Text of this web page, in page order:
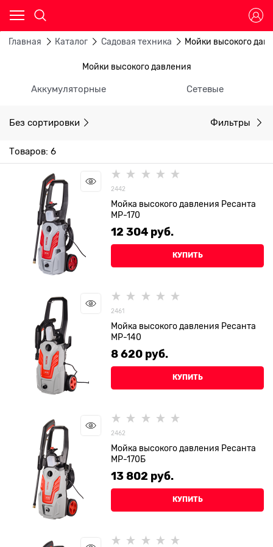
Главная Каталог Садовая техника Мойки высокого
Мойки высокого давления
Аккумуляторные Сетевые
Без сортировки Фильтры
Товаров: 6
2442
Мойка высокого давления Ресанта
МР-170
12 304 руб.
КУПИТЬ
2461
Мойка высокого давления Ресанта
МР-140
8 620 руб.
КУПИТЬ
2462
Мойка высокого давления Ресанта
МР-170Б
13 802 руб.
КУПИТЬ